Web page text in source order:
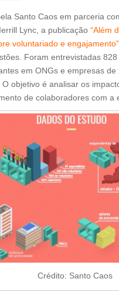
Santo Caos em parceria
Lync, a publicação “Além
voluntariado e engajamento”
Foram entrevistadas
em ONGs e empresas de
objetivo é analisar os
de colaboradores com a
Crédito: Santo Caos